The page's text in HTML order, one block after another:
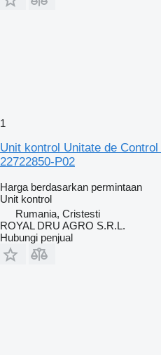
1
Unit kontrol Unitate de
22722850-P02
Harga berdasarkan permintaan
Unit kontrol
Rumania, Cristesti
ROYAL DRU AGRO S.R.L.
Hubungi penjual